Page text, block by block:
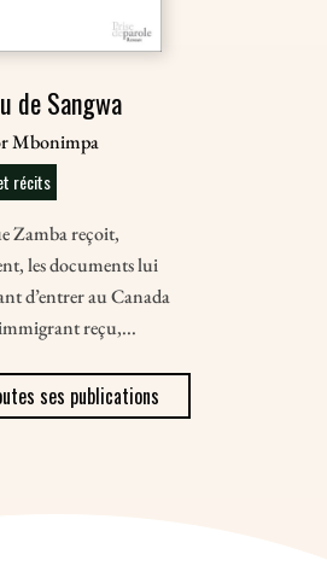
de Sangwa
Mbonimpa
récits
Zamba reçoit,
les documents lui
d’entrer au Canada
reçu,...
ses publications